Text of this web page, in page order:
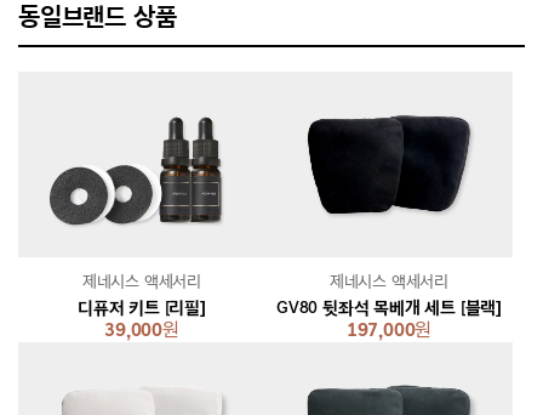
동일브랜드 상품
디퓨저 키트 [리필]
39,000원
제네시스 액세서리
GV80 뒷좌석 목베개 세트 [블랙]
197,000원
제네시스 액세서리